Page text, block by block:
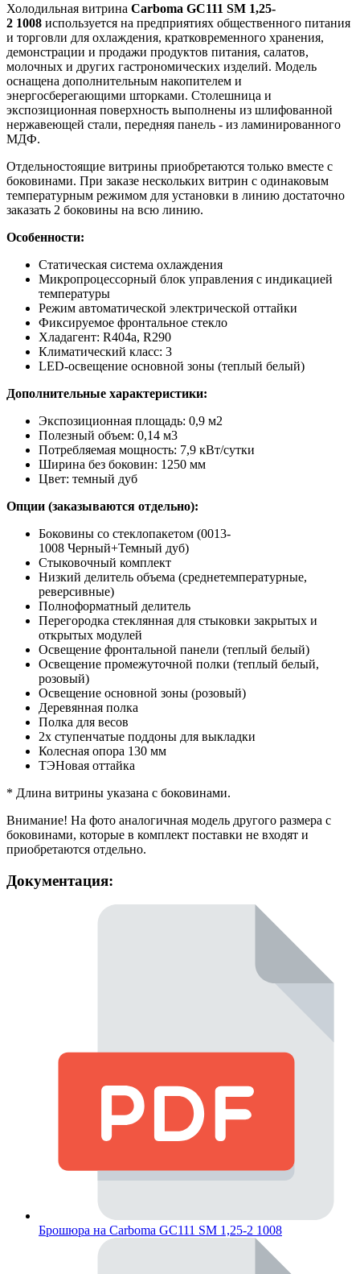
Холодильная витрина Carboma GC111 SM 1,25-
2 1008 используется на предприятиях общественного питания
и торговли для охлаждения, кратковременного хранения,
демонстрации и продажи продуктов питания, салатов,
молочных и других гастрономических изделий. Модель
оснащена дополнительным накопителем и
энергосберегающими шторками. Столешница и
экспозиционная поверхность выполнены из шлифованной
нержавеющей стали, передняя панель - из ламинированного
МДФ.
Отдельностоящие витрины приобретаются только вместе с
боковинами. При заказе нескольких витрин с одинаковым
температурным режимом для установки в линию достаточно
заказать 2 боковины на всю линию.
Особенности:
Статическая система охлаждения
Микропроцессорный блок управления с индикацией
температуры
Режим автоматической электрической оттайки
Фиксируемое фронтальное стекло
Хладагент: R404a, R290
Климатический класс: 3
LED-освещение основной зоны (теплый белый)
Дополнительные характеристики:
Экспозиционная площадь: 0,9 м2
Полезный объем: 0,14 м3
Потребляемая мощность: 7,9 кВт/сутки
Ширина без боковин: 1250 мм
Цвет: темный дуб
Опции (заказываются отдельно):
Боковины со стеклопакетом (0013-
1008 Черный+Темный дуб)
Стыковочный комплект
Низкий делитель объема (среднетемпературные,
реверсивные)
Полноформатный делитель
Перегородка стеклянная для стыковки закрытых и
открытых модулей
Освещение фронтальной панели (теплый белый)
Освещение промежуточной полки (теплый белый,
розовый)
Освещение основной зоны (розовый)
Деревянная полка
Полка для весов
2х ступенчатые поддоны для выкладки
Колесная опора 130 мм
ТЭНовая оттайка
* Длина витрины указана с боковинами.
Внимание! На фото аналогичная модель другого размера с
боковинами, которые в комплект поставки не входят и
приобретаются отдельно.
Документация:
Брошюра на Carboma GC111 SM 1,25-2 1008